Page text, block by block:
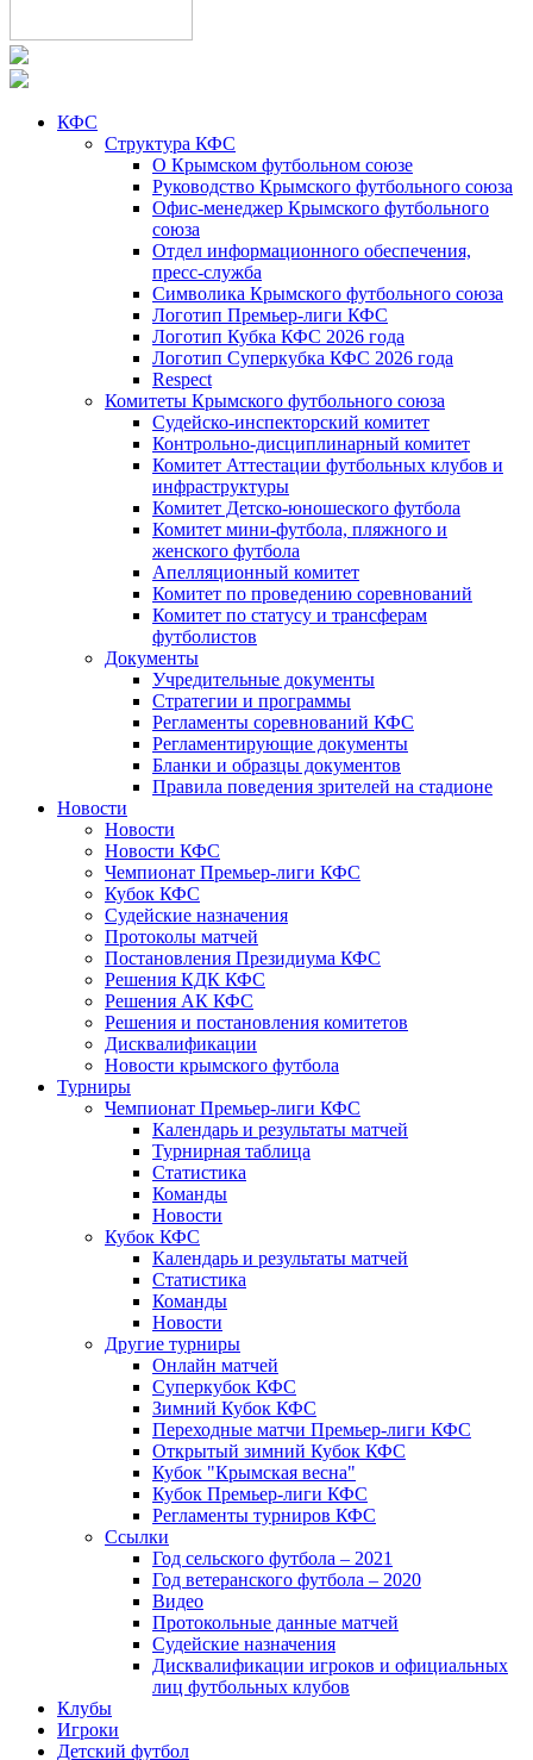
КФС
Структура КФС
О Крымском футбольном союзе
Руководство Крымского футбольного союза
Офис-менеджер Крымского футбольного
союза
Отдел информационного обеспечения,
пресс-служба
Символика Крымского футбольного союза
Логотип Премьер-лиги КФС
Логотип Кубка КФС 2026 года
Логотип Суперкубка КФС 2026 года
Respect
Комитеты Крымского футбольного союза
Судейско-инспекторский комитет
Контрольно-дисциплинарный комитет
Комитет Аттестации футбольных клубов и
инфраструктуры
Комитет Детско-юношеского футбола
Комитет мини-футбола, пляжного и
женского футбола
Апелляционный комитет
Комитет по проведению соревнований
Комитет по статусу и трансферам
футболистов
Документы
Учредительные документы
Стратегии и программы
Регламенты соревнований КФС
Регламентирующие документы
Бланки и образцы документов
Правила поведения зрителей на стадионе
Новости
Новости
Новости КФС
Чемпионат Премьер-лиги КФС
Кубок КФС
Судейские назначения
Протоколы матчей
Постановления Президиума КФС
Решения КДК КФС
Решения АК КФС
Решения и постановления комитетов
Дисквалификации
Новости крымского футбола
Турниры
Чемпионат Премьер-лиги КФС
Календарь и результаты матчей
Турнирная таблица
Статистика
Команды
Новости
Кубок КФС
Календарь и результаты матчей
Статистика
Команды
Новости
Другие турниры
Онлайн матчей
Суперкубок КФС
Зимний Кубок КФС
Переходные матчи Премьер-лиги КФС
Открытый зимний Кубок КФС
Кубок "Крымская весна"
Кубок Премьер-лиги КФС
Регламенты турниров КФС
Ссылки
Год сельского футбола – 2021
Год ветеранского футбола – 2020
Видео
Протокольные данные матчей
Судейские назначения
Дисквалификации игроков и официальных
лиц футбольных клубов
Клубы
Игроки
Детский футбол